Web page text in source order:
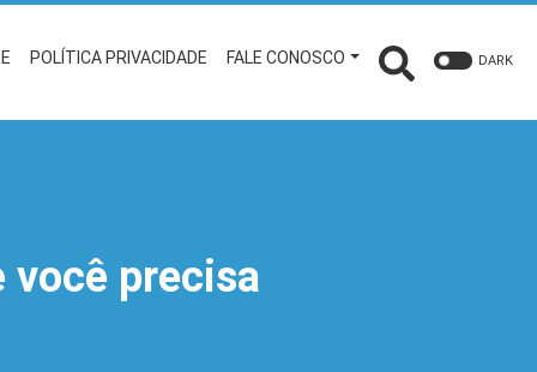
POLÍTICA PRIVACIDADE FALE CONOSCO DARK
precisa